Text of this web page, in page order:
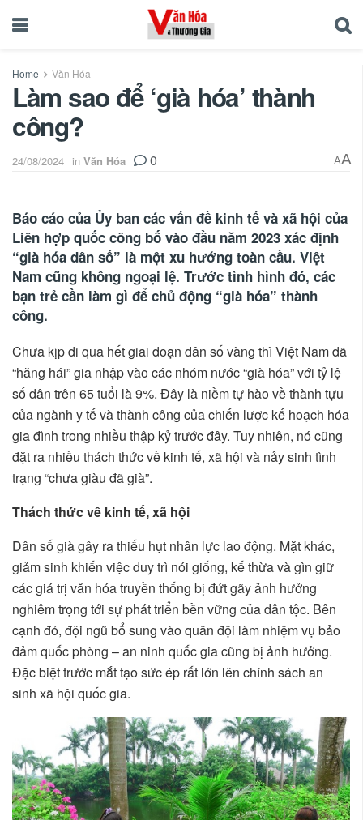
Home Văn Hóa
Làm sao để ‘già hóa’ thành
công?
24/08/2024 in Văn Hóa 0 AA
Báo cáo của Ủy ban các vấn đề kinh tế và xã hội của
Liên hợp quốc công bố vào đầu năm 2023 xác định
“già hóa dân số” là một xu hướng toàn cầu. Việt
Nam cũng không ngoại lệ. Trước tình hình đó, các
bạn trẻ cần làm gì để chủ động “già hóa” thành
công.
Chưa kịp đi qua hết giai đoạn dân số vàng thì Việt Nam đã
“hăng hái” gia nhập vào các nhóm nước “già hóa” với tỷ lệ
số dân trên 65 tuổi là 9%. Đây là niềm tự hào về thành tựu
của ngành y tế và thành công của chiến lược kế hoạch hóa
gia đình trong nhiều thập kỷ trước đây. Tuy nhiên, nó cũng
đặt ra nhiều thách thức về kinh tế, xã hội và nảy sinh tình
trạng “chưa giàu đã già”.
Thách thức về kinh tế, xã hội
Dân số già gây ra thiếu hụt nhân lực lao động. Mặt khác,
giảm sinh khiến việc duy trì nói giống, kế thừa và gìn giữ
các giá trị văn hóa truyền thống bị đứt gãy ảnh hưởng
nghiêm trọng tới sự phát triển bền vững của dân tộc. Bên
cạnh đó, đội ngũ bổ sung vào quân đội làm nhiệm vụ bảo
đảm quốc phòng – an ninh quốc gia cũng bị ảnh hưởng.
Đặc biệt trước mắt tạo sức ép rất lớn lên chính sách an
sinh xã hội quốc gia.